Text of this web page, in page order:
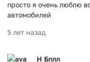
просто я очень люблю
автомобилей
5 лет назад
Н Бплл